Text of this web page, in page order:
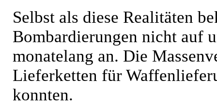
Selbst als diese Realitäten
Bombardierungen nicht auf
monatelang an. Die
Lieferketten für
konnten.